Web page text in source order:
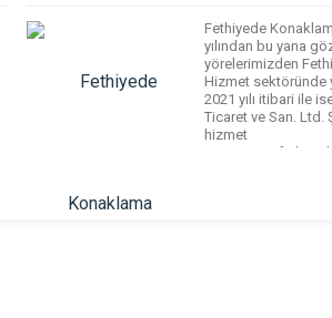
Fethiyede
yılından bu yana
yörelerimizden
Hizmet sektöründe
2021 yılı itibari ile
Ticaret ve San. Ltd.
hizmet
veren